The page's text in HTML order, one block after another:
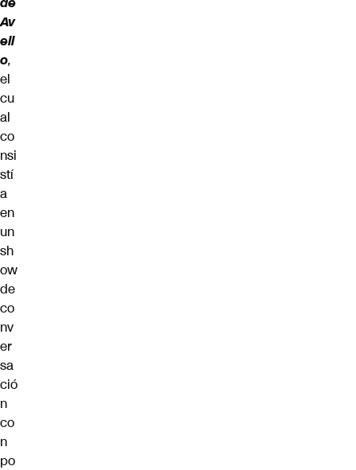
Av
ell
o,
el
cu
al
co
nsi
stí
a
en
un
sh
ow
de
co
nv
er
sa
ció
n
co
n
po